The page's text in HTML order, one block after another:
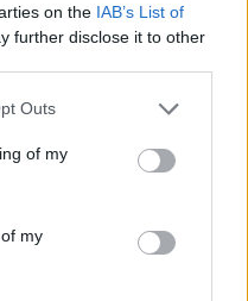
on the IAB’s List of
further disclose it to other
Outs
of my
my